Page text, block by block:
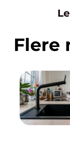
Flere